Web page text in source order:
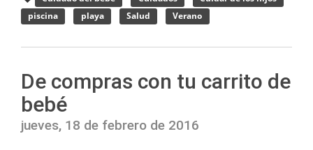
piscina
playa Salud Verano
De compras con tu carrito de
bebé
jueves, 18 de febrero de 2016